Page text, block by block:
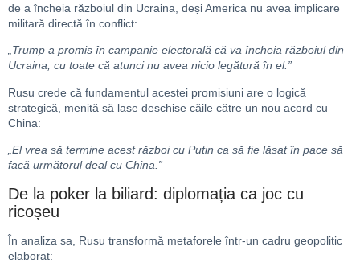
de a încheia războiul din Ucraina, deși America nu avea implicare
militară directă în conflict:
„Trump a promis în campanie electorală că va încheia războiul din
Ucraina, cu toate că atunci nu avea nicio legătură în el.”
Rusu crede că fundamentul acestei promisiuni are o logică
strategică, menită să lase deschise căile către un nou acord cu
China:
„El vrea să termine acest război cu Putin ca să fie lăsat în pace să
facă următorul deal cu China.”
De la poker la biliard: diplomația ca joc cu
ricoșeu
În analiza sa, Rusu transformă metaforele într-un cadru geopolitic
elaborat: